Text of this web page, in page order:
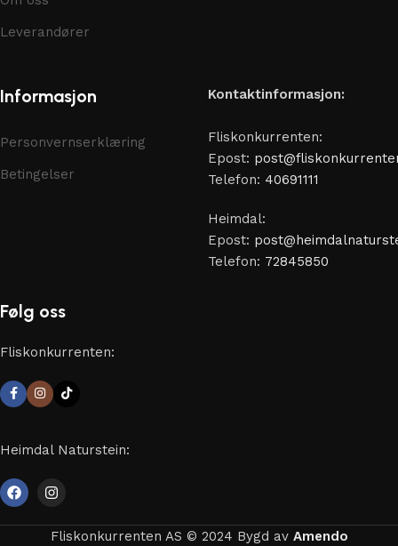
Leverandører
Informasjon
Personvernserklæring
Betingelser
Kontaktinformasjon:
Fliskonkurrenten:
Epost:
Telefon: 40691111
Heimdal:
Epost:
Telefon: 72845850
Følg oss
Fliskonkurrenten:
Heimdal Naturstein:
Fliskonkurrenten AS © 2024 Bygd av Amendo